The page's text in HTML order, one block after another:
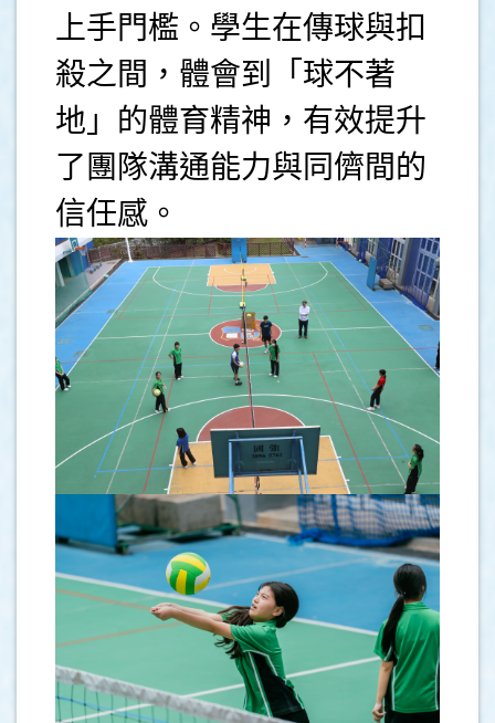
上手門檻。學生在傳球與扣
殺之間，體會到「球不著
地」的體育精神，有效提升
了團隊溝通能力與同儕間的
信任感。